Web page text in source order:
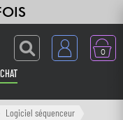
0
Logiciel séquenceur